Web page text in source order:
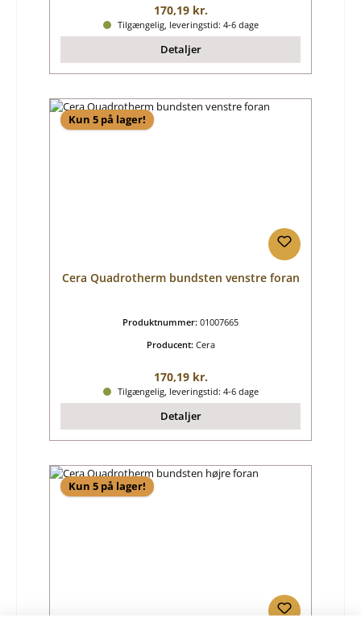
Almindelig pris:
170,19 kr.
Tilgængelig, leveringstid: 4-6 dage
Detaljer
Kun 5 på lager!
Cera Quadrotherm bundsten venstre foran
Produktnummer: 01007665
Producent: Cera
Almindelig pris:
170,19 kr.
Tilgængelig, leveringstid: 4-6 dage
Detaljer
Kun 5 på lager!